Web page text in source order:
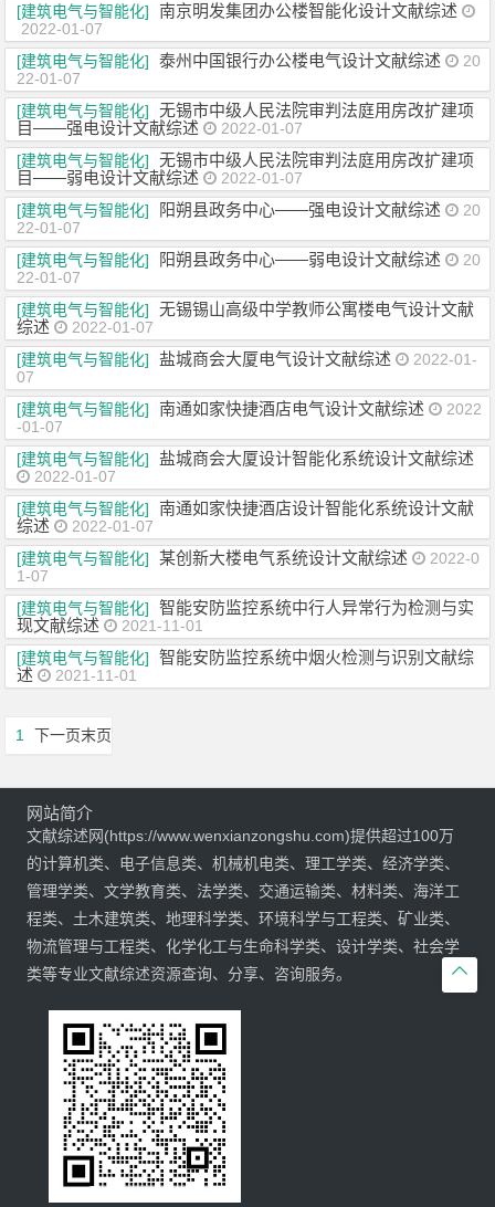
[建筑电气与智能化]
南京明发集团办公楼智能化设计文献综述
2022-01-07
[建筑电气与智能化]
泰州中国银行办公楼电气设计文献综述
20
22-01-07
[建筑电气与智能化]
无锡市中级人民法院审判法庭用房改扩建项
目——强电设计文献综述
2022-01-07
[建筑电气与智能化]
无锡市中级人民法院审判法庭用房改扩建项
目——弱电设计文献综述
2022-01-07
[建筑电气与智能化]
阳朔县政务中心——强电设计文献综述
20
22-01-07
[建筑电气与智能化]
阳朔县政务中心——弱电设计文献综述
20
22-01-07
[建筑电气与智能化]
无锡锡山高级中学教师公寓楼电气设计文献
综述
2022-01-07
[建筑电气与智能化]
盐城商会大厦电气设计文献综述
2022-01-
07
[建筑电气与智能化]
南通如家快捷酒店电气设计文献综述
2022
-01-07
[建筑电气与智能化]
盐城商会大厦设计智能化系统设计文献综述
2022-01-07
[建筑电气与智能化]
南通如家快捷酒店设计智能化系统设计文献
综述
2022-01-07
[建筑电气与智能化]
某创新大楼电气系统设计文献综述
2022-0
1-07
[建筑电气与智能化]
智能安防监控系统中行人异常行为检测与实
现文献综述
2021-11-01
[建筑电气与智能化]
智能安防监控系统中烟火检测与识别文献综
述
2021-11-01
1 下一页末页

网站简介
文献综述网(https://www.wenxianzongshu.com)提供超过100万
的计算机类、电子信息类、机械机电类、理工学类、经济学类、
管理学类、文学教育类、法学类、交通运输类、材料类、海洋工
程类、土木建筑类、地理科学类、环境科学与工程类、矿业类、
物流管理与工程类、化学化工与生命科学类、设计学类、社会学
类等专业文献综述资源查询、分享、咨询服务。